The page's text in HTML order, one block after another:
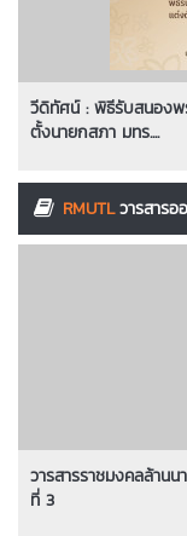
วีดิทัศน์ : พิธีรับสนองพ
ตั้งนายกสภา มทร....
RMUTLวารสารอ
วารสารราชมงคลล้าน
ที่ 3